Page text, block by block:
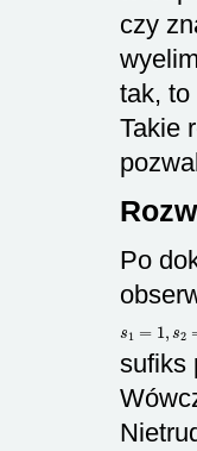
czy
tak, to
Takie
Po
,s
sufiks